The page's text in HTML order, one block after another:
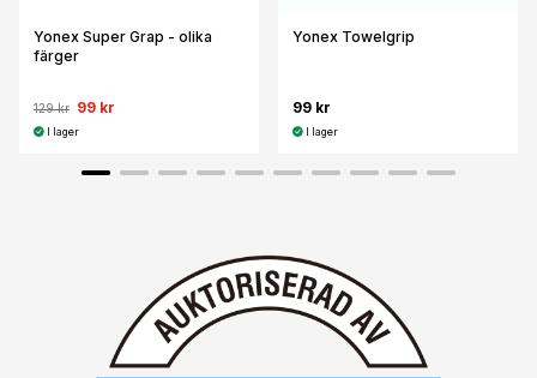
Yonex Super Grap - olika
färger
129 kr 99 kr
I lager
Yonex Towelgrip
99 kr
I lager